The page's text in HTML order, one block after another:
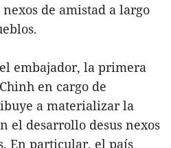
de amistad a largo
embajador, la primera
en cargo de
a materializar la
el desarrollo desus nexos
En particular, el país